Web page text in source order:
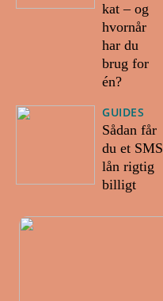
kat – og
hvornår
har du
brug for
én?
GUIDES
Sådan får
du et SMS
lån rigtig
billigt